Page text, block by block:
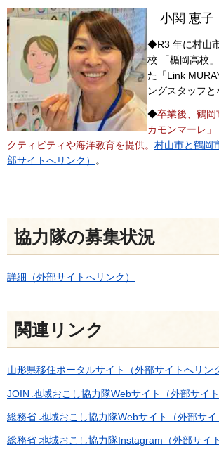
小関 恵子
◆R3 年に村山
校 「楯岡高校
た「Link
ングスタッフと
◆卒業後、鶴岡
カモンマーレ
クティビティや海洋教育を提供。 村山市と鶴岡
部サイトへリンク） 。
協力隊の募集状況
詳細（外部サイトへリンク）
関連リンク
山形県移住ポータルサイト（外部サイトへリン
JOIN 地域おこし協力隊Webサイト（外部サイト
総務省 地域おこし協力隊Webサイト（外部サイ
総務省 地域おこし協力隊Instagram（外部サイ